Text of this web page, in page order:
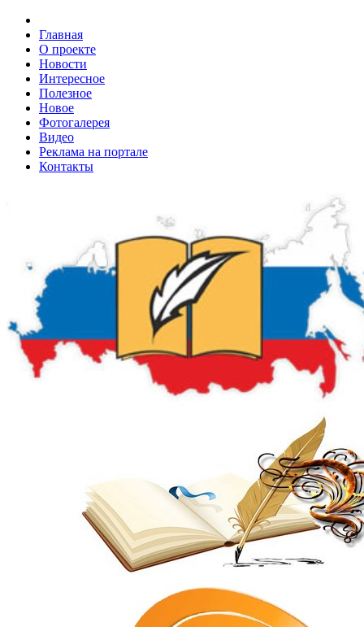
Главная
О проекте
Новости
Интересное
Полезное
Новое
Фотогалерея
Видео
Реклама на портале
Контакты